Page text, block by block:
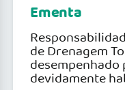
Ementa
de Drenagem
devidamente